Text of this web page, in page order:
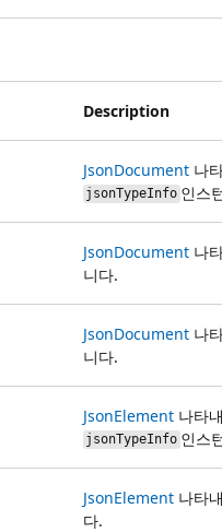
Description
JsonDocument 나
jsonTypeInfo 인스
JsonDocument 나
니다.
JsonDocument 나
니다.
JsonElement 나타
jsonTypeInfo 인스
JsonElement 나타
다.